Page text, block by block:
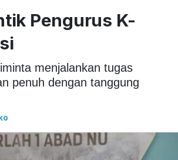
Pengurus K-
menjalankan tugas
penuh dengan tanggung